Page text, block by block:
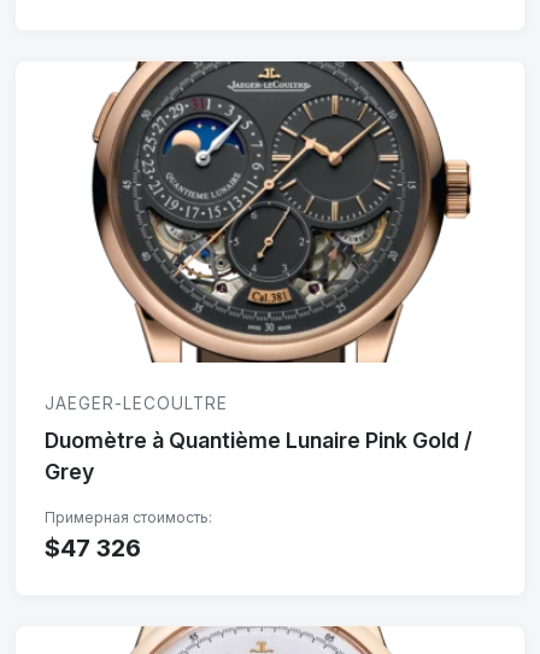
JAEGER-LECOULTRE
Duomètre à Quantième Lunaire Pink Gold /
Grey
$47 326